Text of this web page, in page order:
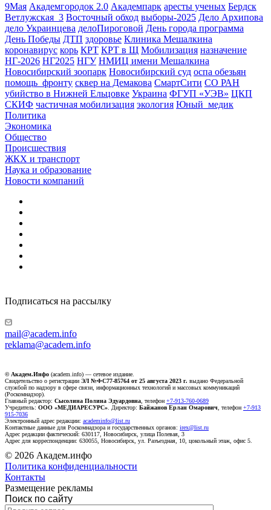
9Мая Академгородок 2.0 Академпарк аресты ученых Бердск
Ветлужская_3 Восточный обход выборы-2025 Дело Архипова
дело Украинцева делоПироговой День города программа
День Победы ДТП здоровье Клиника Мешалкина
коронавирус корь КРТ КРТ в Щ Мобилизация назначение
НГ-2026 НГ2025 НГУ НМИЦ имени Мешалкина
Новосибирский зоопарк Новосибирский суд оспа обезьян
помощь_фронту сквер на Демакова СмартСити СО РАН
убийство в Нижней Ельцовке Украина ФГУП «УЭВ» ЦКП
СКИФ частичная мобилизация экология Юный_медик
Политика
Экономика
Общество
Происшествия
ЖКХ и транспорт
Наука и образование
Новости компаний
Подписаться на рассылку
mail@academ.info
reklama@academ.info
© Академ.Инфо (academ.info) — сетевое издание.
Свидетельство о регистрации ЭЛ №ФС77-85764 от 25 августа 2023 г. выдано Федеральной
службой по надзору в сфере связи, информационных технологий и массовых коммуникаций
(Роскомнадзор).
Главный редактор: Сысолина Полина Эдуардовна , телефон +7-913-760-0689
Учредитель: ООО «МЕДИАРЕСУРС» . Директор: Байжанов Ерлан Омарович , телефон +7-913
915-7036
Электронный адрес редакции: academinfo@list.ru
Контактные данные для Роскомнадзора и государственных органов: irex@list.ru
Адрес редакции фактический: 630117, Новосибирск, улица Полевая, 3
Адрес для корреспонденции: 630055, Новосибирск, ул. Разъездная, 10, цокольный этаж, офис 5.
© 2026 Академ.инфо
Политика конфиденциальности
Контакты
Размещение рекламы
Поиск по сайту